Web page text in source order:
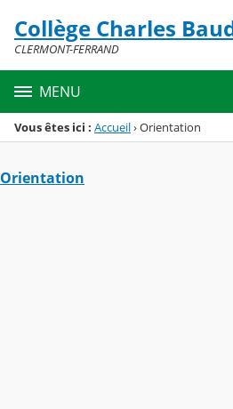
Menu de la rubrique
Contenu
Collège Charles
CLERMONT-FERRAND
MENU
Vous êtes ici : Accueil›Orientation
Orientation